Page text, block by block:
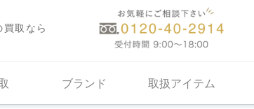
買取なら
ブランド 取扱アイテム